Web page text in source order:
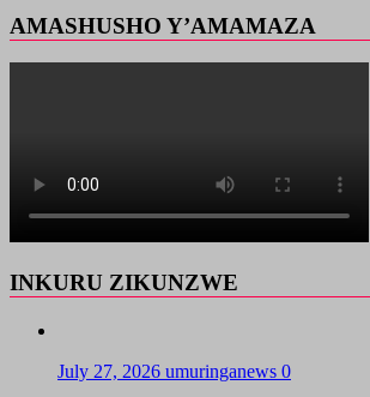
AMASHUSHO Y’AMAMAZA
INKURU ZIKUNZWE
July 27, 2026 umuringanews 0